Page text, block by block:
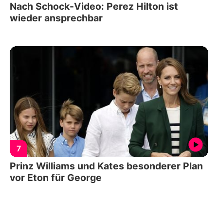
Nach Schock-Video: Perez Hilton ist
wieder ansprechbar
7
Prinz Williams und Kates besonderer Plan
vor Eton für George